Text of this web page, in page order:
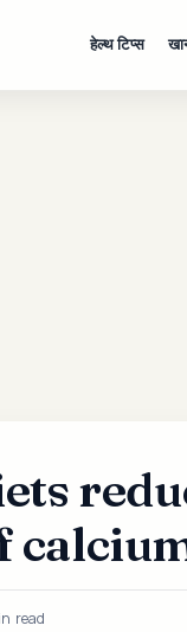
हेल्थ टिप्स
read